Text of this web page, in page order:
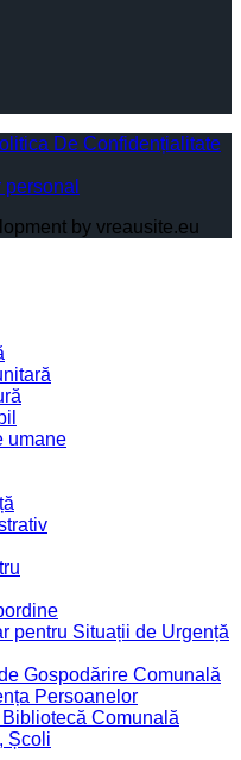
De Confidențialitate
by vreausite.eu
umane
pentru Situații de Urgență
Gospodărire Comunală
Persoanelor
Comunală
Școli